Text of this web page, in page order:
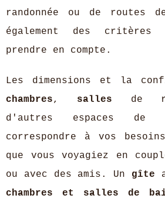
randonnée ou de routes
également des critères
prendre en compte.
Les dimensions et la
chambres, salles de
d'autres espaces de
correspondre à vos
que vous voyagiez en
ou avec des amis. Un gîte
chambres et salles de